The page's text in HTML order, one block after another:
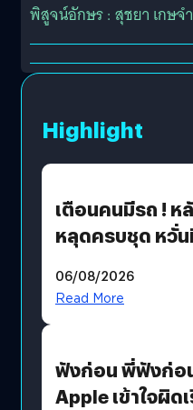
พิสูจน์อักษร : สุชยา เกษจ
Highlight
เตือนคนมีรถ !
หลุดครบชุด หวั่
รหัสผ่านหลุด ไม่ใ
06/08/2026
Read More
ฟังก่อน พี่ฟังก่อ
Apple เข้าใจผิด